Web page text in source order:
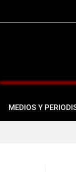
MEDIOS Y